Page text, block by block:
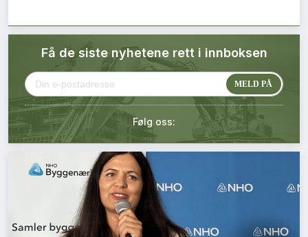
Abonnement Pluss
Kontakt oss
Login
Få de siste nyhetene rett i innboksen
Følg oss: